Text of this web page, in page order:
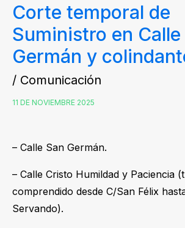
Corte temporal de
Suministro en Calle
Germán y
/ Comunicación
11 DE NOVIEMBRE 2025
– Calle San Germán.
– Calle Cristo Humildad y Paciencia
comprendido desde C/San Félix
Servando).